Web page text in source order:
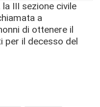
III sezione civile
a
di ottenere il
per il decesso del